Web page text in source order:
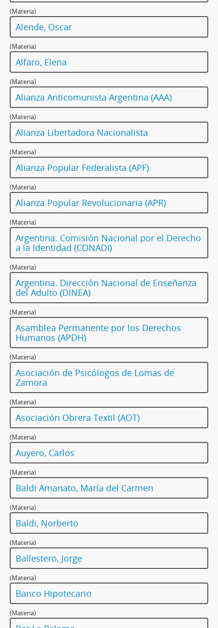
(Materia)
Alende, Oscar
(Materia)
Alfaro, Elena
(Materia)
Alianza Anticomunista Argentina (AAA)
(Materia)
Alianza Libertadora Nacionalista
(Materia)
Alianza Popular Federalista (APF)
(Materia)
Alianza Popular Revolucionaria (APR)
(Materia)
Argentina. Comisión Nacional por el Derecho
a la Identidad (CONADI)
(Materia)
Argentina. Dirección Nacional de Enseñanza
del Adulto (DINEA)
(Materia)
Asamblea Permanente por los Derechos
Humanos (APDH)
(Materia)
Asociación de Psicólogos de Lomas de
Zamora
(Materia)
Asociación Obrera Textil (AOT)
(Materia)
Auyero, Carlos
(Materia)
Baldi Amanato, María del Carmen
(Materia)
Baldi, Norberto
(Materia)
Ballestero, Jorge
(Materia)
Banco Hipotecario
(Materia)